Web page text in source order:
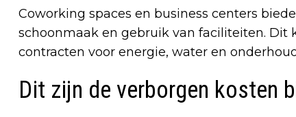
Coworking spaces en business centers
schoonmaak en gebruik van faciliteiten.
contracten voor energie, water en
Dit zijn de verborgen kosten